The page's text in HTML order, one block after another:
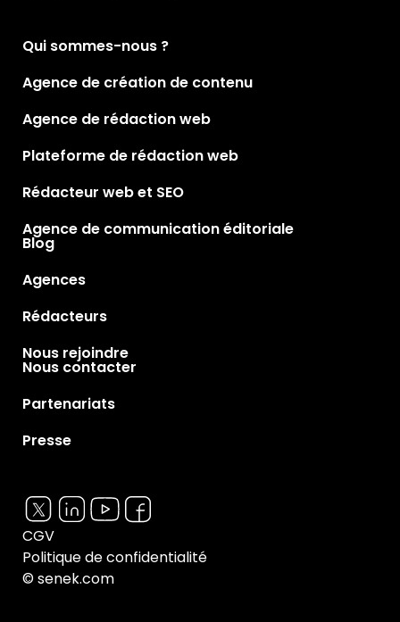
Qui sommes-nous ?
Agence de création de contenu
Agence de rédaction web
Plateforme de rédaction web
Rédacteur web et SEO
Agence de communication éditoriale
Blog
Agences
Rédacteurs
Nous rejoindre
Nous contacter
Partenariats
Presse
© senek.com
Politique de confidentialité
CGV